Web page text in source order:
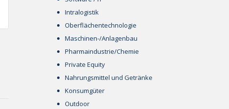
Intralogistik
Oberflächentechnologie
Maschinen-/Anlagenbau
Pharmaindustrie/Chemie
Private Equity
Nahrungsmittel und Getränke
Konsumgüter
Outdoor